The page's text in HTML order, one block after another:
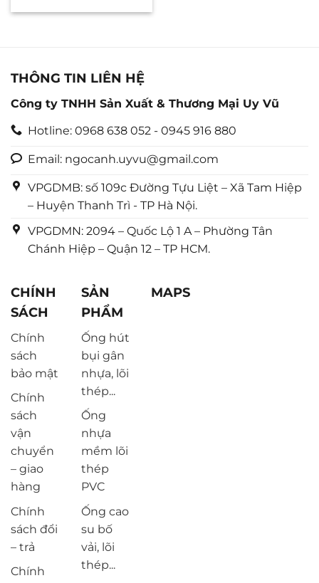
hạng
THÔNG TIN LIÊN HỆ
Công ty TNHH Sản Xuất & Thương Mại Uy Vũ
Hotline: 0968 638 052 - 0945 916 880
Email: ngocanh.uyvu@gmail.com
VPGDMB: số 109c Đường Tựu Liệt – Xã Tam Hiệp
– Huyện Thanh Trì - TP Hà Nội.
VPGDMN: 2094 – Quốc Lộ 1 A – Phường Tân
Chánh Hiệp – Quận 12 – TP HCM.
CHÍNH
SÁCH
Chính
sách
bảo mật
Chính
sách
vận
chuyển
– giao
hàng
Chính
sách đổi
– trả
Chính
SẢN
PHẨM
Ống hút
bụi gân
nhựa, lõi
thép...
Ống
nhựa
mềm lõi
thép
PVC
Ống cao
su bố
vải, lõi
thép...
MAPS